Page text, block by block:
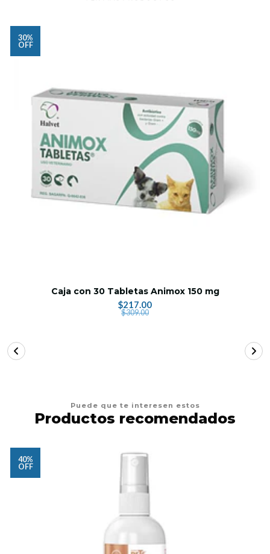
30%
OFF
Caja con 30 Tabletas Animox 150 mg
$217.00
$309.00
Puede que te interesen estos
Productos recomendados
40%
OFF